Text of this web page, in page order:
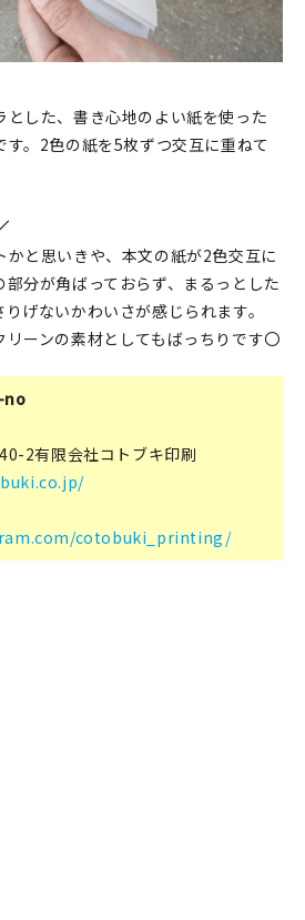
とした、書き心地のよい紙を使った
す。2色の紙を5枚ずつ交互に重ねて
かと思いきや、本文の紙が2色交互に
分が角ばっておらず、まるっとした
げないかわいさが感じられます。
ーンの素材としてもばっちりです〇
no
2有限会社コトブキ印刷
cotobuki_printing/